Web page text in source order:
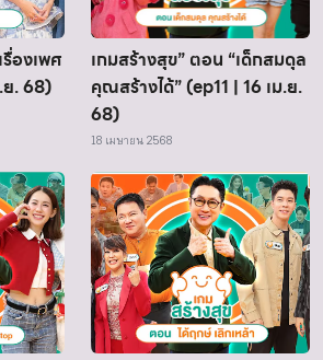
องเพศ
ย. 68)
เกมสร้างสุข” ตอน “เด็กสมดุล
คุณสร้างได้” (ep11 | 16 เม.ย.
68)
18 เมษายน 2568